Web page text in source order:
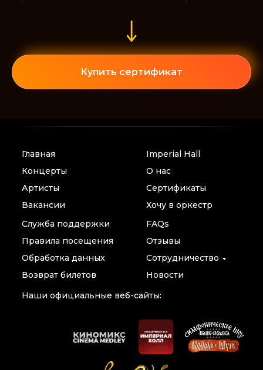
Купить сертификат
Главная
Концерты
Артисты
Вакансии
Imperial Hall
О нас
Сертификаты
Хочу в оркестр
FAQs
Отзывы
Сотрудничество
Новости
Возврат билетов
Служба поддержки
Правила посещения
Обработка данных
Наши официальные веб-сайты: